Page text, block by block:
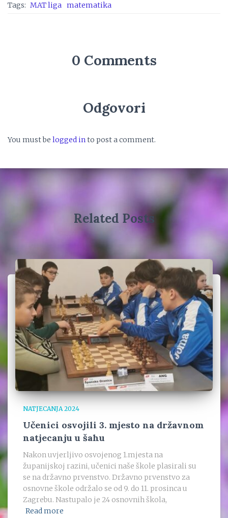
Tags: MAT liga matematika
0 Comments
Odgovori
You must be logged into post a comment.
Related Posts
NATJECANJA 2024
Učenici osvojili 3. mjesto na državnom
natjecanju u šahu
Nakon uvjerljivo osvojenog 1.mjesta na
županijskoj razini, učenici naše škole plasirali su
se na državno prvenstvo. Državno prvenstvo za
osnovne škole održalo se od 9. do 11. prosinca u
Zagrebu. Nastupalo je 24 osnovnih škola,
Read more